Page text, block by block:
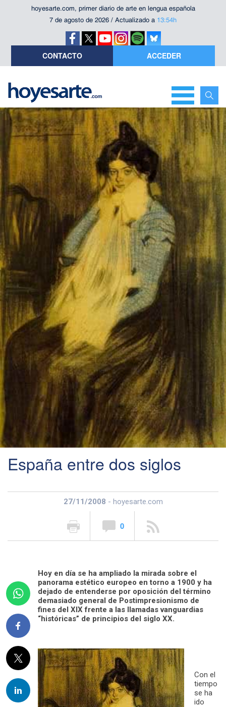
hoyesarte.com, primer diario de arte en lengua española
7 de agosto de 2026 / Actualizado a 13:54h
CONTACTO ACCEDER
España entre dos siglos
27/11/2008 - hoyesarte.com
0
Hoy en día se ha ampliado la mirada sobre el
panorama estético europeo en torno a 1900 y ha
dejado de entenderse por oposición del término
demasiado general de Postimpresionismo de
fines del XIX frente a las llamadas vanguardias
“históricas” de principios del siglo XX.
Con el
tiempo
se ha
ido